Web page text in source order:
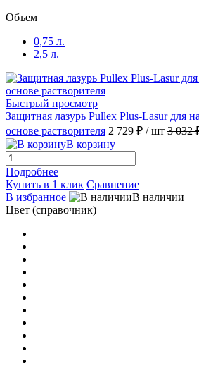
LW 023 Nuß Pullex Objekt-Lasur
LW 024 Palisander Pullex 3in1
LW 024 Palisander Pullex High-
LW 024 Palisander Pullex Plus-
Объем
0,75 л.
2,5 л.
Быстрый просмотр
Защитная лазурь Pullex Plus-Lasur для
основе растворителя 2 729 ₽ / шт 3 032
В корзину
Подробнее
Купить в 1 клик Сравнение
В избранное
В наличии
Цвет (справочник)